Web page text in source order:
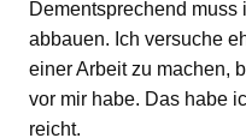
Dementsprechend
abbauen. Ich versuche
einer Arbeit zu machen,
vor mir habe. Das habe
reicht.